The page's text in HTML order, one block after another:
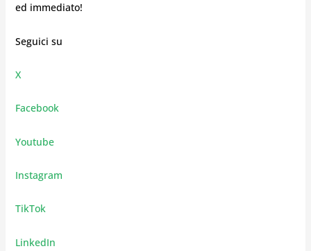
ed immediato!
Seguici su
X
Facebook
Youtube
Instagram
TikTok
LinkedIn